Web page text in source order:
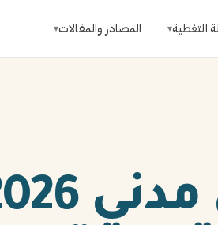
التغطية▾ المصادر والمقالات▾